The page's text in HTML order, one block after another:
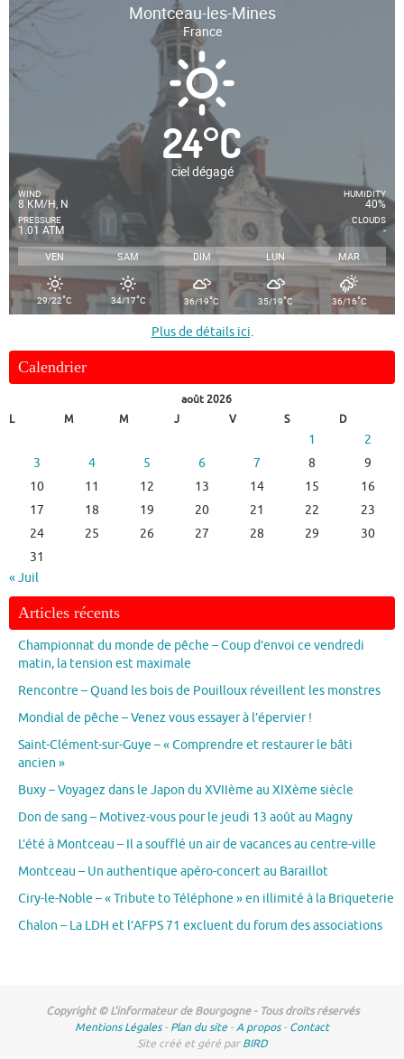
Montceau-les-Mines
France
24°C
ciel dégagé
WIND
8 KM/H, N
PRESSURE
1.01 ATM
HUMIDITY
40%
CLOUDS
-
VEN SAM DIM LUN MAR
29/22°C 34/17°C 36/19°C 35/19°C 36/16°C
Plus de détails ici.
Calendrier
août 2026
L
M M J V S D
1
2
3
4 5 6 7 8
9
10
11 12 13 14 15
16
17
18 19 20 21 22
23
24
25 26 27 28 29
30
31
« Juil
Articles récents
Championnat du monde de pêche – Coup d’envoi ce vendredi
matin, la tension est maximale
Rencontre – Quand les bois de Pouilloux réveillent les monstres
Mondial de pêche – Venez vous essayer à l’épervier !
Saint-Clément-sur-Guye – « Comprendre et restaurer le bâti
ancien »
Buxy – Voyagez dans le Japon du XVIIème au XIXème siècle
Don de sang – Motivez-vous pour le jeudi 13 août au Magny
L’été à Montceau – Il a soufflé un air de vacances au centre-ville
Montceau – Un authentique apéro-concert au Baraillot
Ciry-le-Noble – « Tribute to Téléphone » en illimité à la Briqueterie
Chalon – La LDH et l’AFPS 71 excluent du forum des associations
Copyright © L'informateur de Bourgogne - Tous droits réservés
Mentions Légales- Plan du site -A propos- Contact
Site créé et géré parBIRD